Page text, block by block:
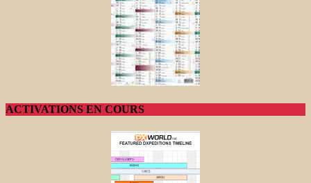
ACTIVATIONS EN COURS